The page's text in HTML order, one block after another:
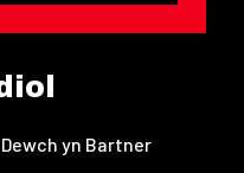
Dewch yn Bartner